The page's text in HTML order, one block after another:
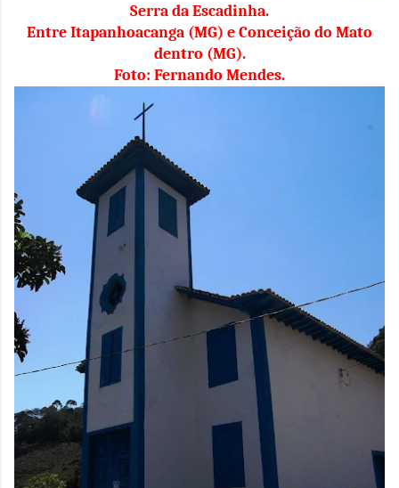
Serra da Escadinha.
Entre Itapanhoacanga (MG) e Conceição do Mato
dentro (MG).
Foto: Fernando Mendes.